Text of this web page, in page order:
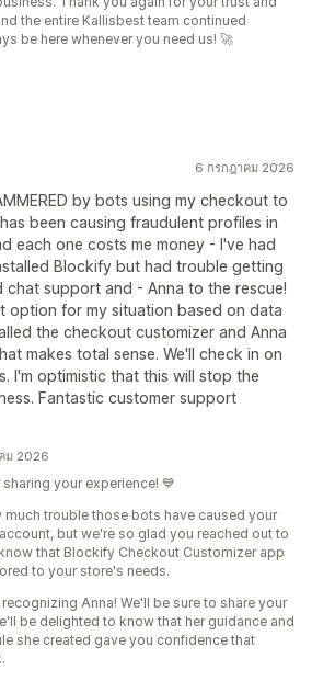
the entire Kallisbest team continued
be here whenever you need us! 🚀
6 กรกฎาคม 2026
by bots using my checkout to
been causing fraudulent profiles in
each one costs me money - I've had
Blockify but had trouble getting
chat support and - Anna to the rescue!
option for my situation based on data
the checkout customizer and Anna
makes total sense. We'll check in on
I'm optimistic that this will stop the
Fantastic customer support
ม 2026
your experience! 💙
much trouble those bots have caused your
but we're so glad you reached out to
that Blockify Checkout Customizer app
to your store's needs.
Anna! We'll be sure to share your
be delighted to know that her guidance and
she created gave you confidence that